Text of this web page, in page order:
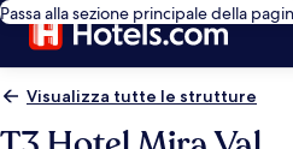
Passa alla sezione principale della
Visualizza tutte le strutture